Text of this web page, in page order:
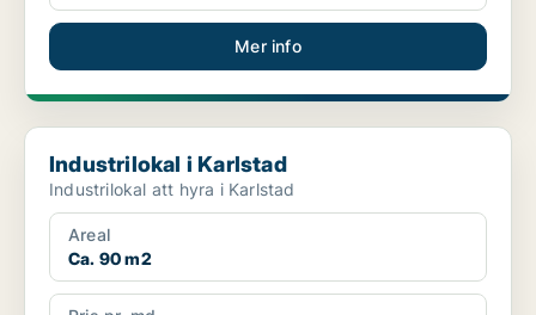
Mer info
Industrilokal i Karlstad
Industrilokal i Karlstad
Industrilokal att hyra i Karlstad
Areal
Ca. 90 m2